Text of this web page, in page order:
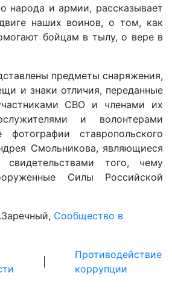
народа и армии, рассказывает
наших воинов, о том, как
бойцам в тылу, о вере в
предметы снаряжения,
и знаки отличия, переданные
СВО и членами их
и волонтерами
ставропольского
Смольникова, являющиеся
свидетельствами того, чему
Силы Российской
Сообщество в
Противодействие
коррупции